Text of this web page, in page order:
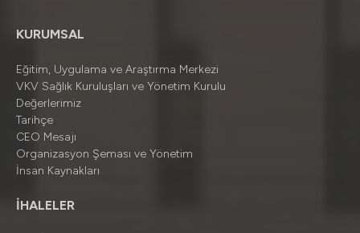
KURUMSAL
Eğitim, Uygulama ve Araştırma Merkezi
VKV Sağlık Kuruluşları ve Yönetim Kurulu
Değerlerimiz
Tarihçe
CEO Mesajı
Organizasyon Şeması ve Yönetim
İnsan Kaynakları
İHALELER